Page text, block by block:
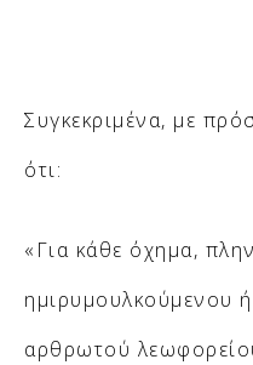
Συγκεκριμένα, με
ότι:
«Για κάθε όχημα,
ημιρυμουλκούμενου
αρθρωτού